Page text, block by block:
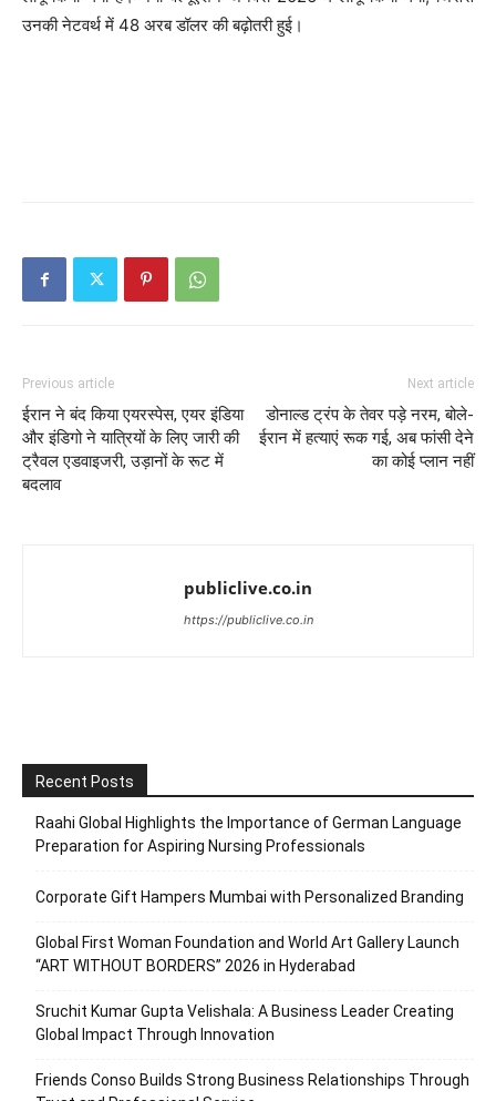
उनकी नेटवर्थ में 48 अरब डॉलर की बढ़ोतरी हुई।
Previous article
ईरान ने बंद किया एयरस्पेस, एयर इंडिया
और इंडिगो ने यात्रियों के लिए जारी की
ट्रैवल एडवाइजरी, उड़ानों के रूट में
बदलाव
Next article
डोनाल्ड ट्रंप के तेवर पड़े नरम, बोले-
ईरान में हत्याएं रूक गई, अब फांसी देने
का कोई प्लान नहीं
publiclive.co.in
https://publiclive.co.in
Recent Posts
Raahi Global Highlights the Importance of German Language
Preparation for Aspiring Nursing Professionals
Corporate Gift Hampers Mumbai with Personalized Branding
Global First Woman Foundation and World Art Gallery Launch
“ART WITHOUT BORDERS” 2026 in Hyderabad
Sruchit Kumar Gupta Velishala: A Business Leader Creating
Global Impact Through Innovation
Friends Conso Builds Strong Business Relationships Through